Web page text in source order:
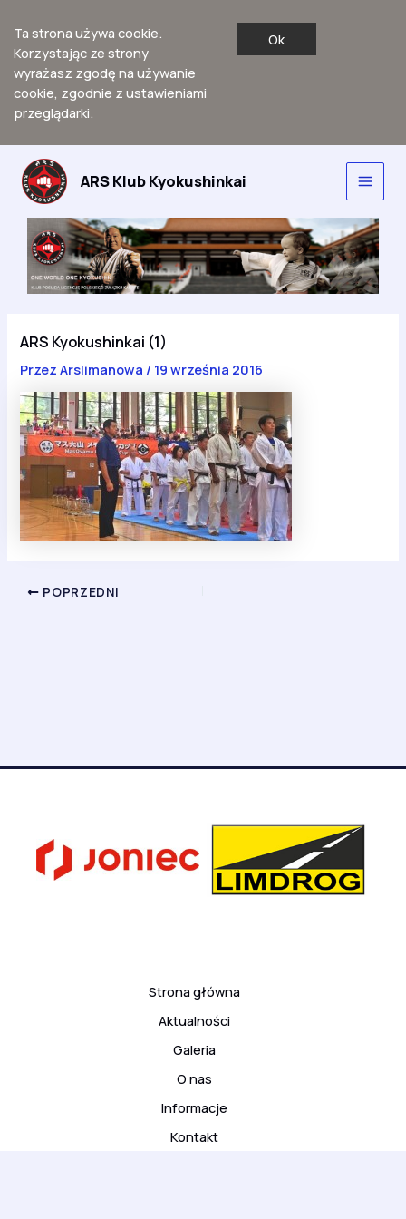
Ta strona używa cookie.
Korzystając ze strony
wyrażasz zgodę na używanie
cookie, zgodnie z ustawieniami
przeglądarki.
Ok
Przejdź
treści
ARS Klub Kyokushinkai
Main
ARS Kyokushinkai (1)
PrzezArslimanowa / 19 września 2016
POPRZEDNI
Strona główna
Aktualności
Galeria
O nas
Informacje
Kontakt